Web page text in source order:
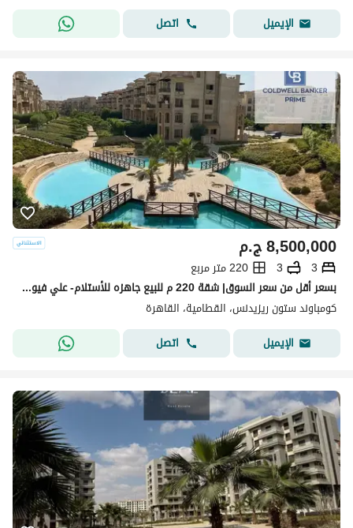
الإيميل
اتصل
ج.م8,500,000
3
3
220 متر مربع
بسعر أقل من سعر السوق| شقة 220 م للبيع جاهزه للأستلام- علي فيو لاند سكيب في ستون ريزيدنس – القاهرة الجديدة - 3 غرف
كومباوند ستون ريزيدنس، القطامية، القاهرة
الإيميل
اتصل